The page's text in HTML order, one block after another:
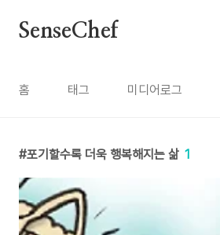
SenseChef
홈 태그 미디어로그
포기할수록 더욱 행복해지는 삶 1